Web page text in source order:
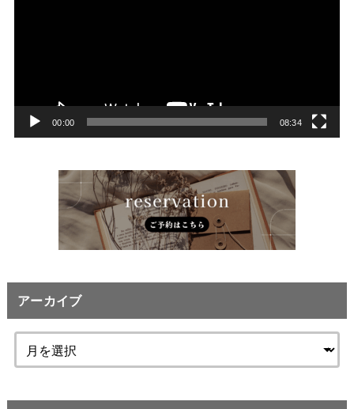
00:00 08:34
アーカイブ